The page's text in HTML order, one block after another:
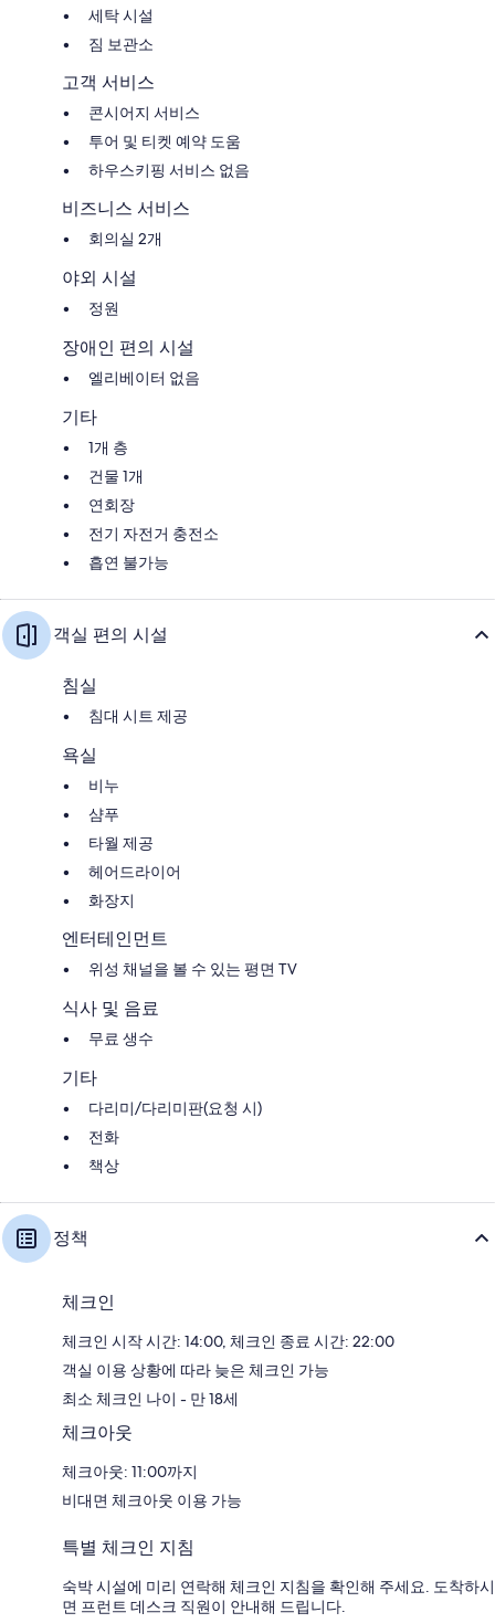
세탁 시설
짐 보관소
고객 서비스
콘시어지 서비스
투어 및 티켓 예약 도움
하우스키핑 서비스 없음
비즈니스 서비스
회의실 2개
야외 시설
정원
장애인 편의 시설
엘리베이터 없음
기타
1개 층
건물 1개
연회장
전기 자전거 충전소
흡연 불가능
객실 편의 시설
침실
침대 시트 제공
욕실
비누
샴푸
타월 제공
헤어드라이어
화장지
엔터테인먼트
위성 채널을 볼 수 있는 평면 TV
식사 및 음료
무료 생수
기타
다리미/다리미판(요청 시)
전화
책상
정책
체크인
체크인 시작 시간: 14:00, 체크인 종료 시간: 22:00
객실 이용 상황에 따라 늦은 체크인 가능
최소 체크인 나이 - 만 18세
체크아웃
체크아웃: 11:00까지
비대면 체크아웃 이용 가능
특별 체크인 지침
숙박 시설에 미리 연락해 체크인 지침을 확인해 주세요. 도착하시
면 프런트 데스크 직원이 안내해 드립니다.